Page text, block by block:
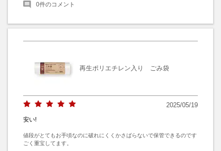
0件のコメント
再生ポリエチレン入り ごみ袋
2025/05/19
安い!
値段がとてもお手頃なのに破れにくくかさばらないで保管できるのです
ごく重宝してます。